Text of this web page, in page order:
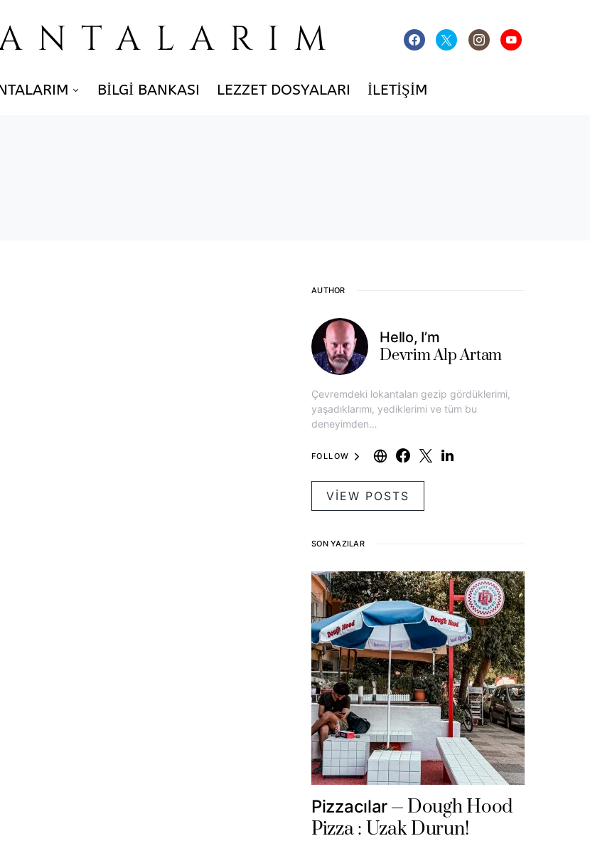
BILGI BANKASI LEZZET DOSYALARI İLETIŞIM
AUTHOR
Hello, I’m
Devrim Alp Artam
Çevremdeki lokantaları gezip gördüklerimi,
yaşadıklarımı, yediklerimi ve tüm bu
deneyimden…
FOLLOW
VIEW POSTS
SON YAZILAR
Pizzacılar
Dough Hood
Pizza : Uzak Durun!